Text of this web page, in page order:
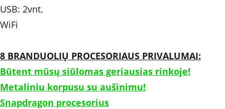
USB: 2vnt.
WiFi
8 BRANDUOLIŲ PROCESORIAUS PRIVALUMAI:
Būtent mūsų siūlomas geriausias rinkoje!
Metaliniu korpusu su aušinimu!
Snapdragon procesorius